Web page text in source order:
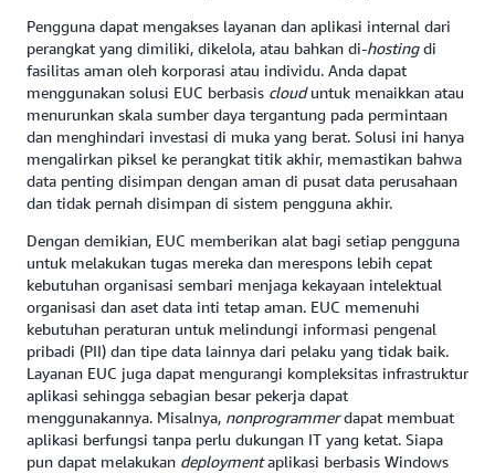
Pengguna dapat mengakses layanan dan aplikasi internal dari
perangkat yang dimiliki, dikelola, atau bahkan di-hostingdi
fasilitas aman oleh korporasi atau individu. Anda dapat
menggunakan solusi EUC berbasis clouduntuk menaikkan atau
menurunkan skala sumber daya tergantung pada permintaan
dan menghindari investasi di muka yang berat. Solusi ini hanya
mengalirkan piksel ke perangkat titik akhir, memastikan bahwa
data penting disimpan dengan aman di pusat data perusahaan
dan tidak pernah disimpan di sistem pengguna akhir.
Dengan demikian, EUC memberikan alat bagi setiap pengguna
untuk melakukan tugas mereka dan merespons lebih cepat
kebutuhan organisasi sembari menjaga kekayaan intelektual
organisasi dan aset data inti tetap aman. EUC memenuhi
kebutuhan peraturan untuk melindungi informasi pengenal
pribadi (PII) dan tipe data lainnya dari pelaku yang tidak baik.
Layanan EUC juga dapat mengurangi kompleksitas infrastruktur
aplikasi sehingga sebagian besar pekerja dapat
menggunakannya. Misalnya, nonprogrammerdapat membuat
aplikasi berfungsi tanpa perlu dukungan IT yang ketat. Siapa
pun dapat melakukan deploymentaplikasi berbasis Windows